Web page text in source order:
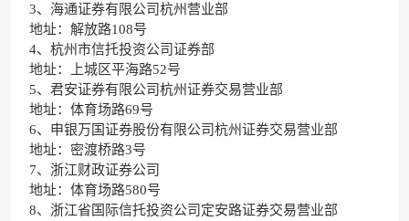
3、海通证券有限公司杭州营业部
地址：解放路108号
4、杭州市信托投资公司证券部
地址：上城区平海路52号
5、君安证券有限公司杭州证券交易营业部
地址：体育场路69号
6、申银万国证券股份有限公司杭州证券交易营业部
地址：密渡桥路3号
7、浙江财政证券公司
地址：体育场路580号
8、浙江省国际信托投资公司定安路证券交易营业部